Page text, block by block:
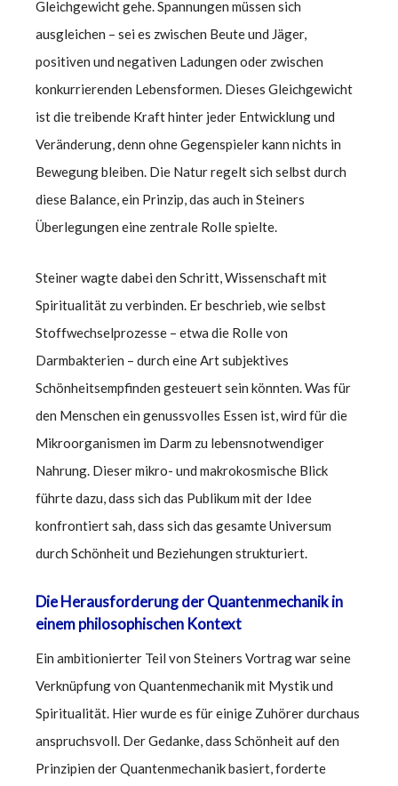
Gleichgewicht gehe. Spannungen müssen sich
ausgleichen – sei es zwischen Beute und Jäger,
positiven und negativen Ladungen oder zwischen
konkurrierenden Lebensformen. Dieses Gleichgewicht
ist die treibende Kraft hinter jeder Entwicklung und
Veränderung, denn ohne Gegenspieler kann nichts in
Bewegung bleiben. Die Natur regelt sich selbst durch
diese Balance, ein Prinzip, das auch in Steiners
Überlegungen eine zentrale Rolle spielte.
Steiner wagte dabei den Schritt, Wissenschaft mit
Spiritualität zu verbinden. Er beschrieb, wie selbst
Stoffwechselprozesse – etwa die Rolle von
Darmbakterien – durch eine Art subjektives
Schönheitsempfinden gesteuert sein könnten. Was für
den Menschen ein genussvolles Essen ist, wird für die
Mikroorganismen im Darm zu lebensnotwendiger
Nahrung. Dieser mikro- und makrokosmische Blick
führte dazu, dass sich das Publikum mit der Idee
konfrontiert sah, dass sich das gesamte Universum
durch Schönheit und Beziehungen strukturiert.
Die Herausforderung der Quantenmechanik in
einem philosophischen Kontext
Ein ambitionierter Teil von Steiners Vortrag war seine
Verknüpfung von Quantenmechanik mit Mystik und
Spiritualität. Hier wurde es für einige Zuhörer durchaus
anspruchsvoll. Der Gedanke, dass Schönheit auf den
Prinzipien der Quantenmechanik basiert, forderte